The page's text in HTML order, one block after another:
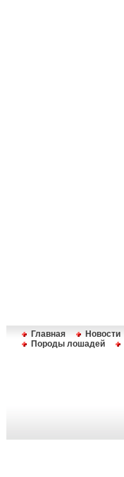
Главная
Новости
Породы лошадей